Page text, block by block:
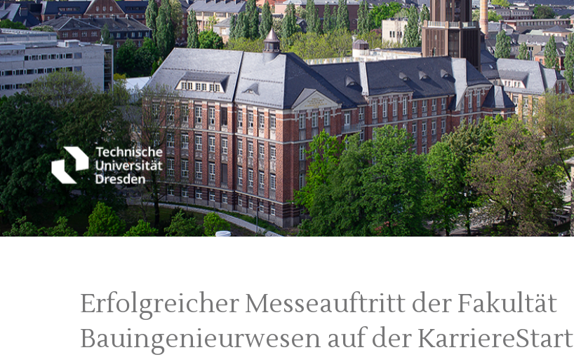
Erfolgreicher Messeauftritt der Fakultät
Bauingenieurwesen auf der KarriereStart